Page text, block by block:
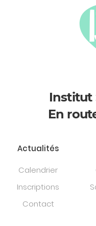
Institut
En
Actualités
Calendrier
Inscriptions
Contact